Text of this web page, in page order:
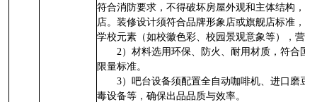
符合消防要求，不得破坏房屋外观和主体结构，
店。装修设计须符合品牌形象店或旗舰店标准，
学校元素（如校徽色彩、校园景观意象等），营
2）材料选用环保、防火、耐用材质，符合国
限量标准。
3）吧台设备须配置全自动咖啡机、进口磨豆
毒设备等，确保出品品质与效率。